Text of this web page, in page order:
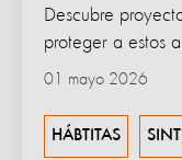
01 mayo 2026
Descubre
proteger a estos
HÁBTITAS